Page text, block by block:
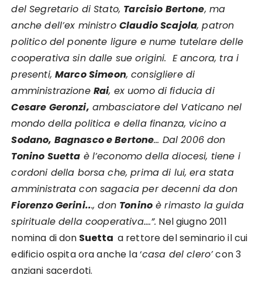
del Segretario di Stato, Tarcisio Bertone, ma
anche dell’ex ministro Claudio Scajola, patron
politico del ponente ligure e nume tutelare delle
cooperativa sin dalle sue origini. E ancora, tra i
presenti, Marco Simeon, consigliere di
amministrazione Rai, ex uomo di fiducia di
Cesare Geronzi, ambasciatore del Vaticano nel
mondo della politica e della finanza, vicino a
Sodano, Bagnasco e Bertone… Dal 2006 don
Tonino Suetta è l’economo della diocesi, tiene i
cordoni della borsa che, prima di lui, era stata
amministrata con sagacia per decenni da don
Fiorenzo Gerini..., don Tonino è rimasto la guida
spirituale della cooperativa….”. Nel giugno 2011
nomina di don Suetta a rettore del seminario il cui
edificio ospita ora anche la ‘casa del clero’con 3
anziani sacerdoti.